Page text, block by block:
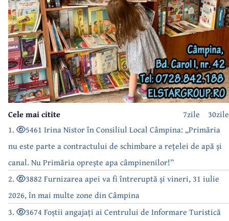
30zile
7zile
Cele mai citite
1.
5461 Irina Nistor în Consiliul Local Câmpina: „Primăria
nu este parte a contractului de schimbare a rețelei de apă și
canal. Nu Primăria oprește apa câmpinenilor!”
2.
3882 Furnizarea apei va fi întreruptă și vineri, 31 iulie
2026, în mai multe zone din Câmpina
3.
3674 Foștii angajați ai Centrului de Informare Turistică